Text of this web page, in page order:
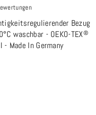
Bezug
waschbar - OEKO-TEX®
- Made In Germany